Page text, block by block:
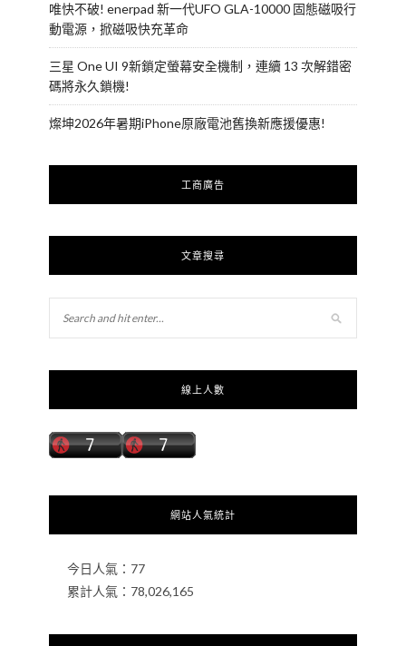
唯快不破! enerpad 新一代UFO GLA-10000 固態磁吸行
動電源，掀磁吸快充革命
三星 One UI 9新鎖定螢幕安全機制，連續 13 次解錯密
碼將永久鎖機!
燦坤2026年暑期iPhone原廠電池舊換新應援優惠!
工商廣告
文章搜尋
線上人數
網站人氣統計
今日人氣： 77
累計人氣： 78,026,165